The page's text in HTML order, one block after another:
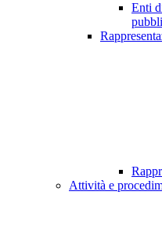
Enti
Attività e